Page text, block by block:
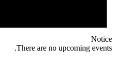
Notice
There are no upcoming events.